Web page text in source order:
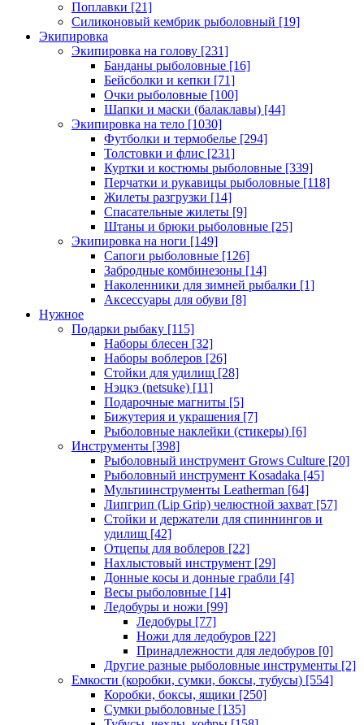
Поплавки [21]
Силиконовый кембрик рыболовный [19]
Экипировка
Экипировка на голову [231]
Банданы рыболовные [16]
Бейсболки и кепки [71]
Очки рыболовные [100]
Шапки и маски (балаклавы) [44]
Экипировка на тело [1030]
Футболки и термобелье [294]
Толстовки и флис [231]
Куртки и костюмы рыболовные [339]
Перчатки и рукавицы рыболовные [118]
Жилеты разгрузки [14]
Спасательные жилеты [9]
Штаны и брюки рыболовные [25]
Экипировка на ноги [149]
Сапоги рыболовные [126]
Забродные комбинезоны [14]
Наколенники для зимней рыбалки [1]
Аксессуары для обуви [8]
Нужное
Подарки рыбаку [115]
Наборы блесен [32]
Наборы воблеров [26]
Стойки для удилищ [28]
Нэцкэ (netsuke) [11]
Подарочные магниты [5]
Бижутерия и украшения [7]
Рыболовные наклейки (стикеры) [6]
Инструменты [398]
Рыболовный инструмент Grows Culture [20]
Рыболовный инструмент Kosadaka [45]
Мультиинструменты Leatherman [64]
Липгрип (Lip Grip) челюстной захват [57]
Стойки и держатели для спиннингов и
удилищ [42]
Отцепы для воблеров [22]
Нахлыстовый инструмент [29]
Донные косы и донные грабли [4]
Весы рыболовные [14]
Ледобуры и ножи [99]
Ледобуры [77]
Ножи для ледобуров [22]
Принадлежности для ледобуров [0]
Другие разные рыболовные инструменты [2]
Емкости (коробки, сумки, боксы, тубусы) [554]
Коробки, боксы, ящики [250]
Сумки рыболовные [135]